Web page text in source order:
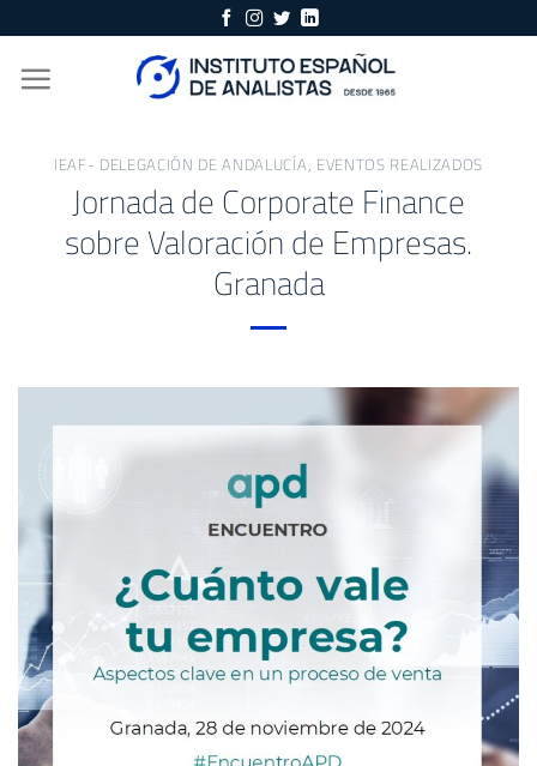
content
IEAF- DELEGACIÓN DE ANDALUCÍA, EVENTOS REALIZADOS
Jornada de Corporate Finance
sobre Valoración de Empresas.
Granada